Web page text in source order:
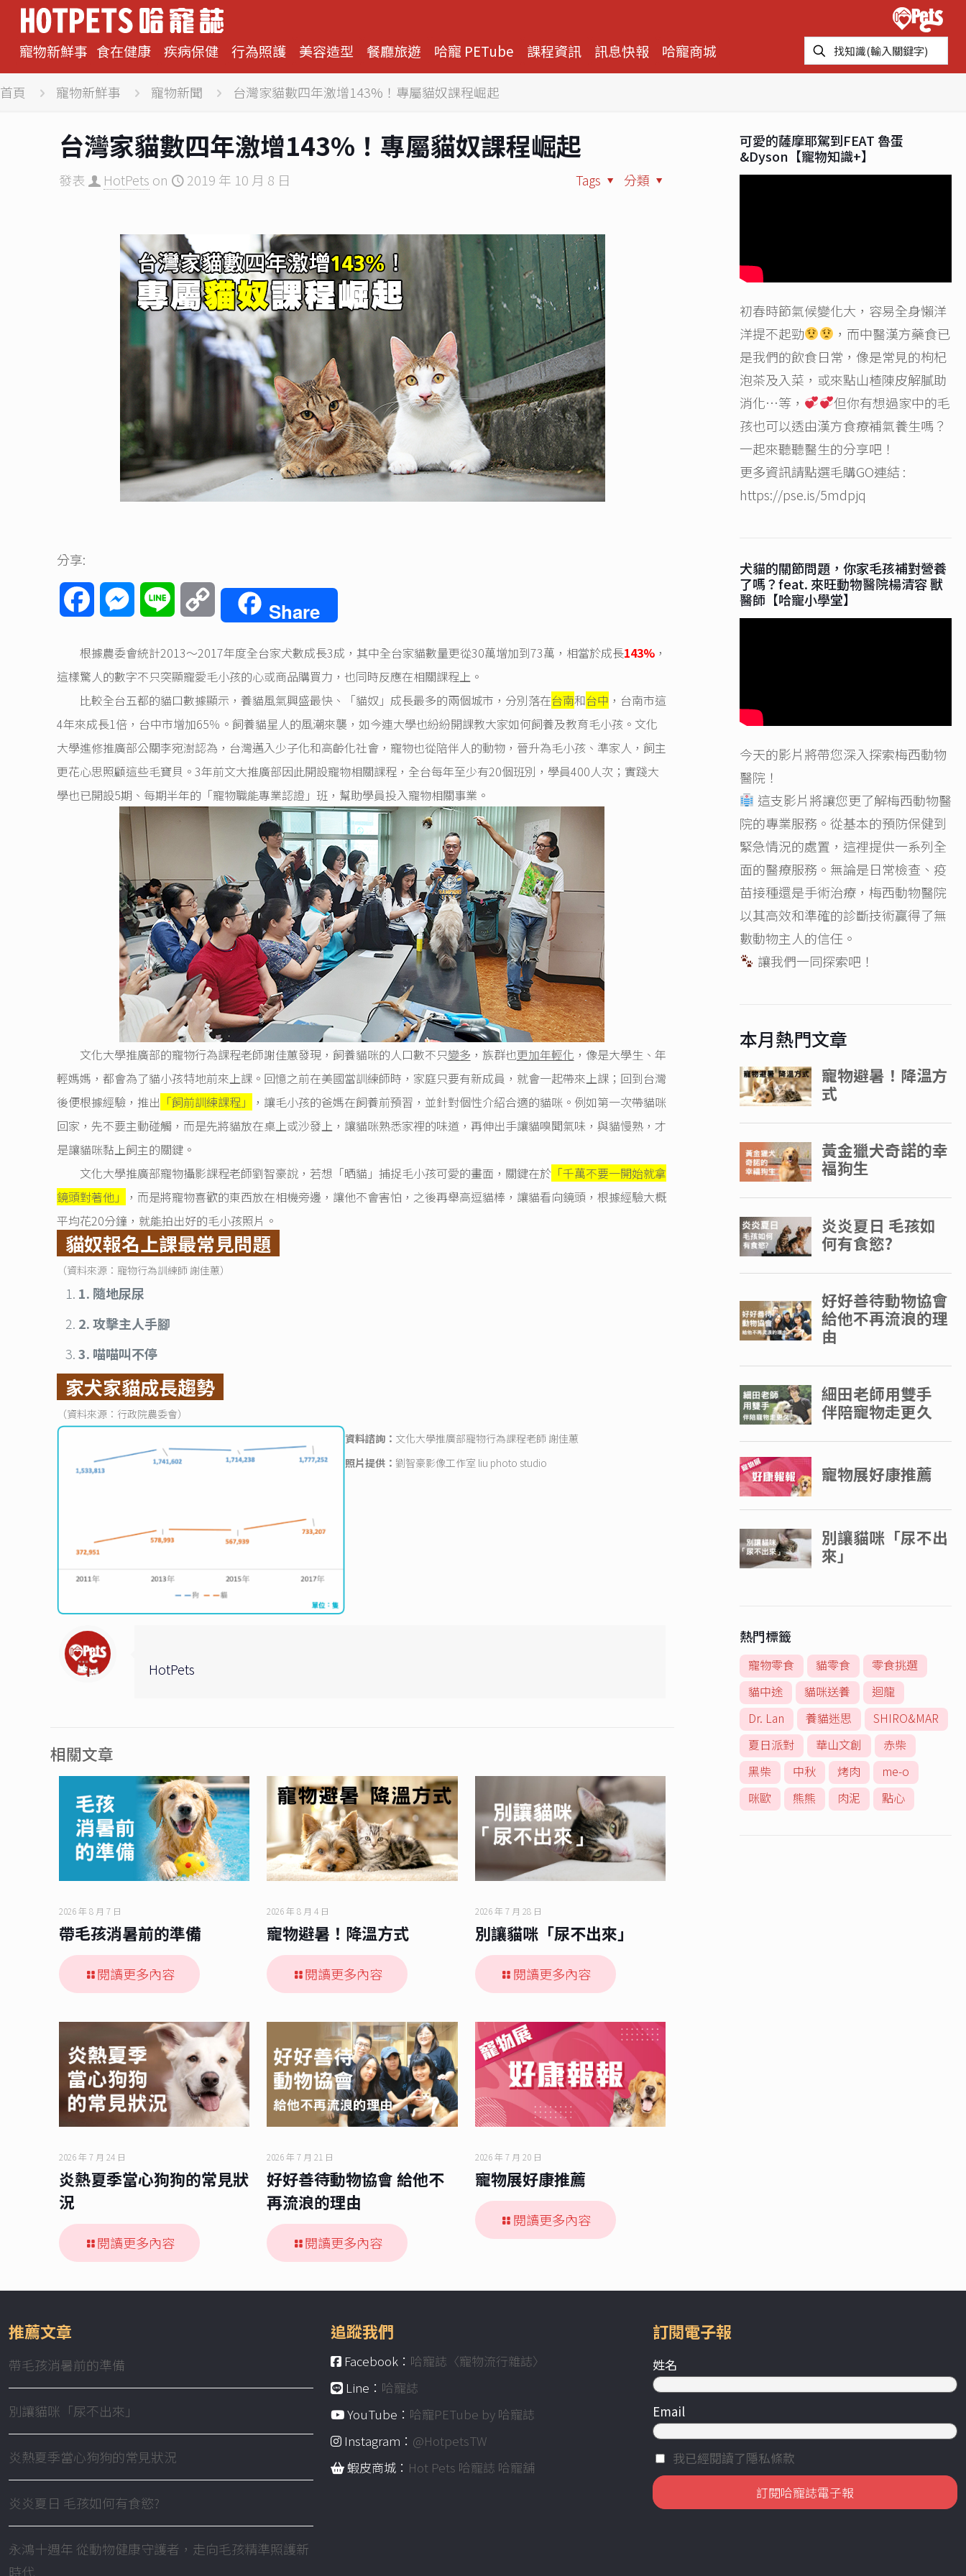
寵物新鮮事 食在健康 疾病保健 行為照護 美容造型 餐廳旅遊 哈寵 PETube 課程資訊 訊息快報 哈寵商城
首頁 寵物新鮮事 寵物新聞 台灣家貓數四年激增143%！專屬貓奴課程崛起
台灣家貓數四年激增143%！專屬貓奴課程崛起
發表 HotPets on 2019 年 10 月 8 日 分類
Tags
分享:
FacebookMessenger
Line
Copy
Share
根據農委會統計2013～2017年度全台家犬數成長3成，其中全台家貓數量更從30萬增加到73萬，相當於成長143%，
這樣驚人的數字不只突顯寵愛毛小孩的心或商品購買力，也同時反應在相關課程上。
比較全台五都的貓口數據顯示，養貓風氣興盛最快、「貓奴」成長最多的兩個城市，分別落在台南和台中 ，台南市這
4年來成長1倍，台中市增加65％。飼養貓星人的風潮來襲，如今連大學也紛紛開課教大家如何飼養及教育毛小孩。文化
大學進修推廣部公關李宛澍認為，台灣邁入少子化和高齡化社會，寵物也從陪伴人的動物，晉升為毛小孩、準家人，飼主
更花心思照顧這些毛寶貝。3年前文大推廣部因此開設寵物相關課程，全台每年至少有20個班別，學員400人次；實踐大
學也已開設5期、每期半年的「寵物職能專業認證」班，幫助學員投入寵物相關事業。
文化大學推廣部的寵物行為課程老師謝佳蕙發現，飼養貓咪的人口數不只變多 ，族群也更加年輕化 ，像是大學生、年
輕媽媽，都會為了貓小孩特地前來上課。回憶之前在美國當訓練師時，家庭只要有新成員，就會一起帶來上課；回到台灣
後便根據經驗，推出 「飼前訓練課程」
，讓毛小孩的爸媽在飼養前預習，並針對個性介紹合適的貓咪。例如第一次帶貓咪
回家，先不要主動碰觸，而是先將貓放在桌上或沙發上，讓貓咪熟悉家裡的味道，再伸出手讓貓嗅聞氣味，與貓慢熟，才
是讓貓咪黏上飼主的關鍵。
文化大學推廣部寵物攝影課程老師劉智豪說，若想「晒貓」捕捉毛小孩可愛的畫面，關鍵在於「千萬不要一開始就拿
鏡頭對著他」
，而是將寵物喜歡的東西放在相機旁邊，讓他不會害怕，之後再舉高逗貓棒，讓貓看向鏡頭，根據經驗大概
平均花20分鐘，就能拍出好的毛小孩照片。
貓奴報名上課最常見問題
（資料來源：寵物行為訓練師 謝佳蕙）
1. 隨地尿尿
2. 攻擊主人手腳
3. 喵喵叫不停
家犬家貓成長趨勢
（資料來源：行政院農委會）
資料諮詢： 文化大學推廣部寵物行為課程老師 謝佳蕙
照片提供： 劉智豪影像工作室 liu photo studio
HotPets
相關文章
2026 年 8 月 7 日
帶毛孩消暑前的準備
閱讀更多內容
2026 年 8 月 4 日
寵物避暑！降溫方式
閱讀更多內容
2026 年 7 月 28 日
別讓貓咪「尿不出來」
閱讀更多內容
2026 年 7 月 24 日
炎熱夏季當心狗狗的常見狀
況
閱讀更多內容
2026 年 7 月 21 日
好好善待動物協會 給他不
再流浪的理由
閱讀更多內容
2026 年 7 月 20 日
寵物展好康推薦
閱讀更多內容
可愛的薩摩耶駕到FEAT 魯蛋
&Dyson【寵物知識+】
初春時節氣候變化大，容易全身懶洋
洋提不起勁
，而中醫漢方藥食已
是我們的飲食日常，像是常見的枸杞
泡茶及入菜，或來點山楂陳皮解膩助
消化…等，
但你有想過家中的毛
孩也可以透由漢方食療補氣養生嗎？
一起來聽聽醫生的分享吧！
更多資訊請點選毛購GO連結 :
https://pse.is/5mdpjq
犬貓的關節問題，你家毛孩補對營養
了嗎？feat. 來旺動物醫院楊清容 獸
醫師【哈寵小學堂】
今天的影片將帶您深入探索梅西動物
醫院！
這支影片將讓您更了解梅西動物醫
院的專業服務。從基本的預防保健到
緊急情況的處置，這裡提供一系列全
面的醫療服務。無論是日常檢查、疫
苗接種還是手術治療，梅西動物醫院
以其高效和準確的診斷技術贏得了無
數動物主人的信任。
讓我們一同探索吧！
本月熱門文章
熱門標籤
寵物零食 貓零食
零食挑選
貓中途
貓咪送養
迴龍
Dr. Lan
養貓迷思
SHIRO&MAR
夏日派對
華山文創
赤柴
黑柴
中秋 烤肉
me-o
咪歐
熊熊 肉泥 點心
推薦文章
帶毛孩消暑前的準備
別讓貓咪「尿不出來」
炎熱夏季當心狗狗的常見狀況
炎炎夏日 毛孩如何有食慾?
永鴻十週年 從動物健康守護者，走向毛孩精準照護新
時代
追蹤我們
Facebook： 哈寵誌〈寵物流行雜誌〉
Line： 哈寵誌
YouTube： 哈寵PETube by 哈寵誌
Instagram： @HotpetsTW
蝦皮商城： Hot Pets 哈寵誌 哈寵舖
訂閱電子報
姓名
Email
我已經閱讀了隱私條款